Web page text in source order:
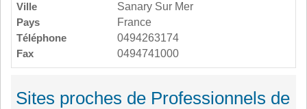
Ville
Sanary Sur Mer
Pays
France
Téléphone
0494263174
Fax
0494741000
Sites proches de Professionnels de